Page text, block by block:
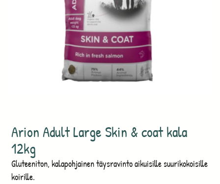
Arion Adult Large Skin & coat kala
12kg
Gluteeniton, kalapohjainen täysravinto aikuisille suurikokoisille
koirille.